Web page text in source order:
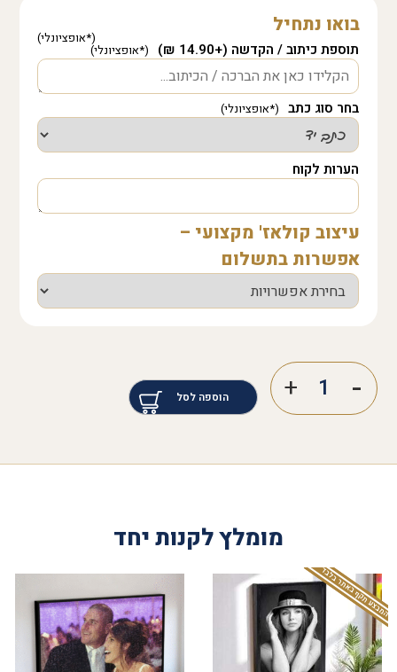
בואו נתחיל
תוספת כיתוב / הקדשה (+14.90 ₪)
בחר סוג כתב
הערות לקוח
עיצוב קולאז' מקצועי –
אפשרות בתשלום
הוספה לסל
מומלץ לקנות יחד
המבצע תקף באתר בלבד